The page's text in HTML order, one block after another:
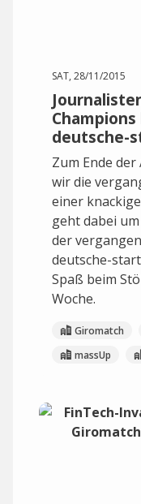
SAT, 28/11/2015
deutsche-
Zum Ende
wir die
einer
geht dabei
der
deutsche-
Spaß beim
Woche.
Giromatch
massUp